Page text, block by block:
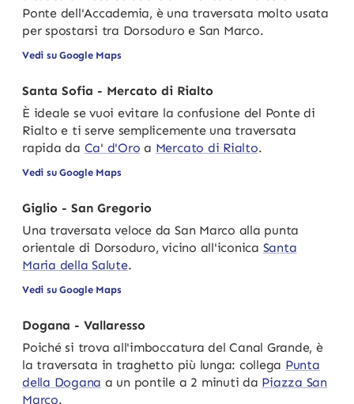
Ponte dell'Accademia, è una traversata molto usata
per spostarsi tra Dorsoduro e San Marco.
Vedi su Google Maps
Santa Sofia - Mercato di Rialto
È ideale se vuoi evitare la confusione del Ponte di
Rialto e ti serve semplicemente una traversata
rapida da Ca' d'Oro a Mercato di Rialto.
Vedi su Google Maps
Giglio - San Gregorio
Una traversata veloce da San Marco alla punta
orientale di Dorsoduro, vicino all'iconica Santa
Maria della Salute.
Vedi su Google Maps
Dogana - Vallaresso
Poiché si trova all'imboccatura del Canal Grande, è
la traversata in traghetto più lunga: collega Punta
della Dogana a un pontile a 2 minuti da Piazza San
Marco.